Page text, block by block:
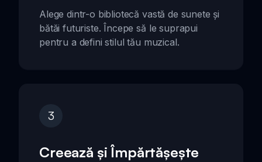
Alege dintr-o bibliotecă vastă de sunete și
bătăi futuriste. Începe să le suprapui
pentru a defini stilul tău muzical.
3
Creează și Împărtășește